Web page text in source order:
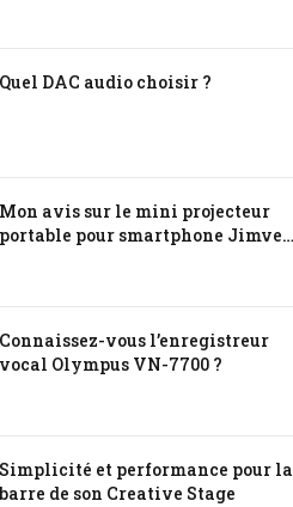
Quel DAC audio choisir ?
Mon avis sur le mini projecteur
portable pour smartphone Jimveo
Connaissez-vous l’enregistreur
vocal Olympus VN-7700 ?
Simplicité et performance pour la
barre de son Creative Stage